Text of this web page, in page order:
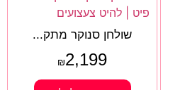
שולחן סנוקר מתק...
₪2,199